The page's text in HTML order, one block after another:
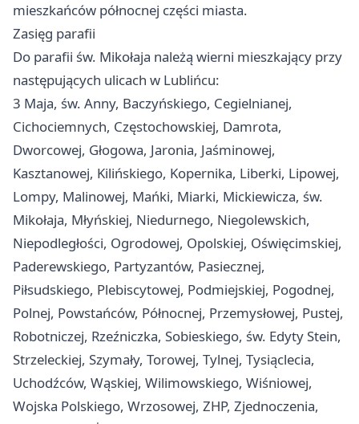
mieszkańców północnej części miasta.
Zasięg parafii
Do parafii św. Mikołaja należą wierni mieszkający przy
następujących ulicach w Lublińcu:
3 Maja, św. Anny, Baczyńskiego, Cegielnianej,
Cichociemnych, Częstochowskiej, Damrota,
Dworcowej, Głogowa, Jaronia, Jaśminowej,
Kasztanowej, Kilińskiego, Kopernika, Liberki, Lipowej,
Lompy, Malinowej, Mańki, Miarki, Mickiewicza, św.
Mikołaja, Młyńskiej, Niedurnego, Niegolewskich,
Niepodległości, Ogrodowej, Opolskiej, Oświęcimskiej,
Paderewskiego, Partyzantów, Pasiecznej,
Piłsudskiego, Plebiscytowej, Podmiejskiej, Pogodnej,
Polnej, Powstańców, Północnej, Przemysłowej, Pustej,
Robotniczej, Rzeźniczka, Sobieskiego, św. Edyty Stein,
Strzeleckiej, Szymały, Torowej, Tylnej, Tysiąclecia,
Uchodźców, Wąskiej, Wilimowskiego, Wiśniowej,
Wojska Polskiego, Wrzosowej, ZHP, Zjednoczenia,